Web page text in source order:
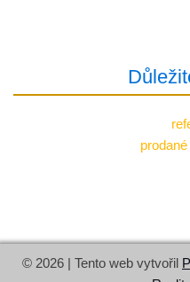
© 2026 | Tento web vytvořil